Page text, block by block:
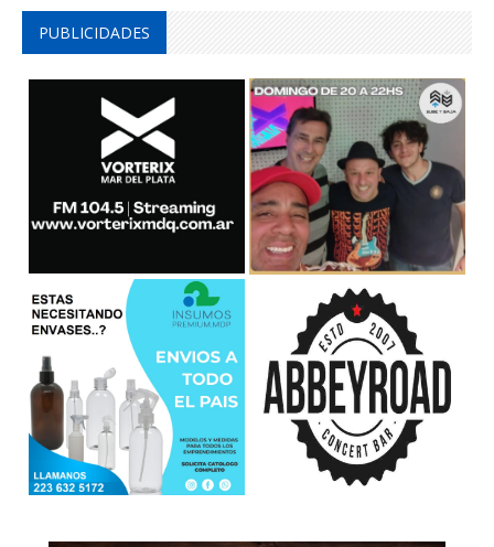
PUBLICIDADES